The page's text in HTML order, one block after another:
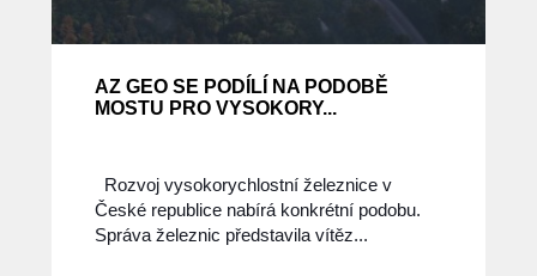
AZ GEO SE PODÍLÍ NA PODOBĚ
MOSTU PRO VYSOKORY...
Rozvoj vysokorychlostní železnice v
České republice nabírá konkrétní podobu.
Správa železnic představila vítěz...